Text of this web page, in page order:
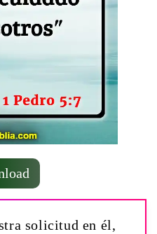
solicitud en él,